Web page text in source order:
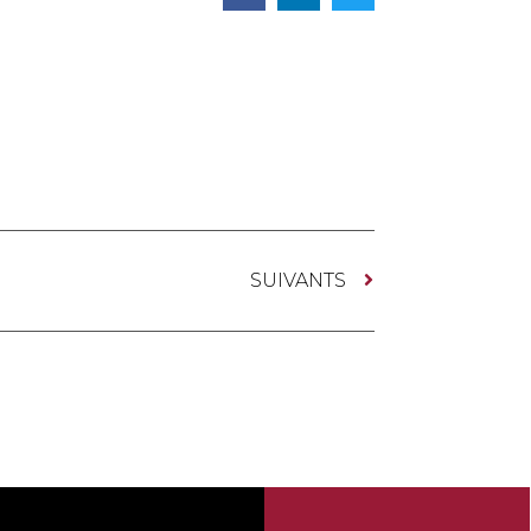
SUIVANTS